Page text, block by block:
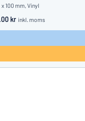
x 100 mm, Vinyl
kr inkl. moms